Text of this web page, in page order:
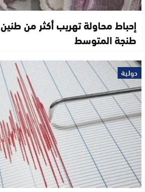
إحباط محاولة تهريب أكثر من
طنجة المتوسط
دولية